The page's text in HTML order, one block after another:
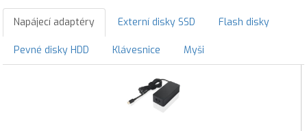
Napájecí adaptéry Externí disky SSD Flash disky
Pevné disky HDD Klávesnice Myši